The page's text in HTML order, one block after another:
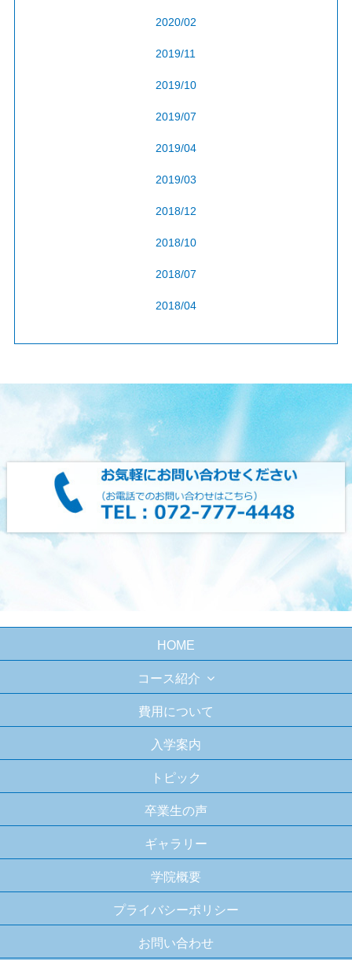
2020/02
2019/11
2019/10
2019/07
2019/04
2019/03
2018/12
2018/10
2018/07
2018/04
HOME
コース紹介
費用について
入学案内
トピック
卒業生の声
ギャラリー
学院概要
プライバシーポリシー
お問い合わせ